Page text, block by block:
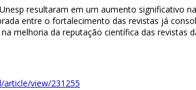
resultaram em um aumento significativo
entre o fortalecimento das revistas já
melhoria da reputação científica das
article/view/231255